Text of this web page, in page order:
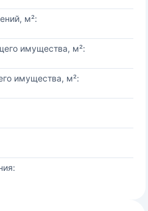
м²:
имущества, м²:
имущества, м²: